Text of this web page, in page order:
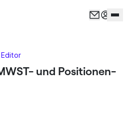
und Positionen-